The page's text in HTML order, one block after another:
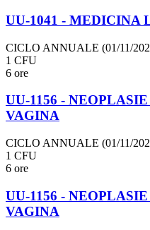
UU-1041 - MEDICINA
CICLO ANNUALE (01/11/
1 CFU
6 ore
UU-1156 -
VAGINA
CICLO ANNUALE (01/11/
1 CFU
6 ore
UU-1156 -
VAGINA